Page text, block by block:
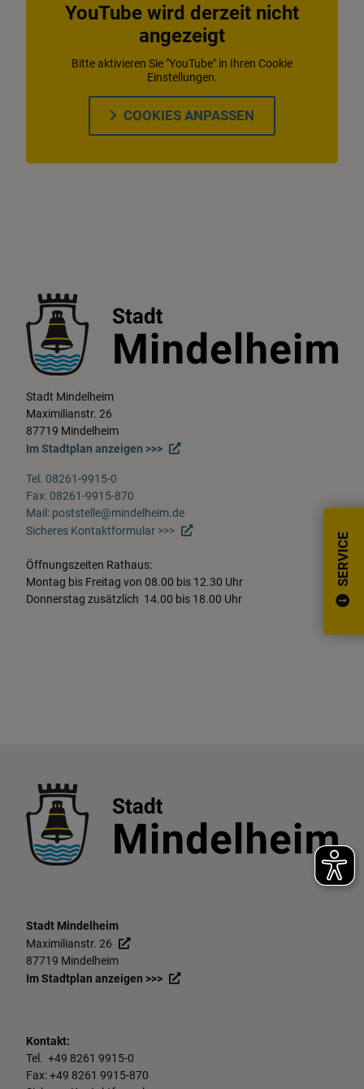
SERVICE
Stadt Mindelheim
Maximilianstr. 26
87719 Mindelheim
Im Stadtplan anzeigen >>>
Tel. 08261-9915-0
Fax: 08261-9915-870
Mail: poststelle@mindelheim.de
Sicheres Kontaktformular >>>
Öffnungszeiten Rathaus:
Montag bis Freitag von 08.00 bis 12.30 Uhr
Donnerstag zusätzlich 14.00 bis 18.00 Uhr
YouTube wird derzeit nicht
angezeigt
Bitte aktivieren Sie "YouTube" in Ihren Cookie
Einstellungen.
COOKIES ANPASSEN
Stadt Mindelheim
Maximilianstr. 26
87719 Mindelheim
Im Stadtplan anzeigen >>>
Kontakt:
Tel. +49 8261 9915-0
Fax: +49 8261 9915-870